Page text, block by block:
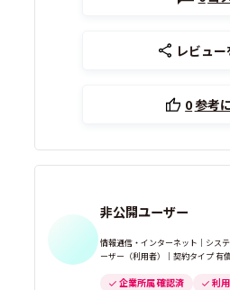
レビュ
0参考
非公開ユーザー
情報通信・インターネット｜シス
ーザー（利用者）｜契約タイプ 有
企業所属 確認済 利